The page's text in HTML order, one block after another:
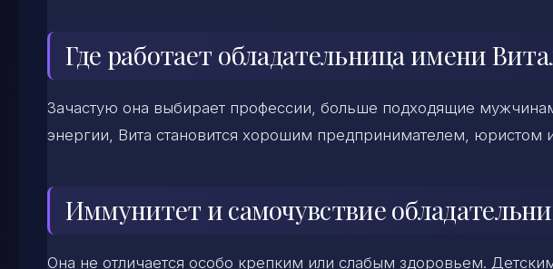
Где работает обладательница имени
Зачастую она выбирает профессии, больше подходящие
энергии, Вита становится хорошим предпринимателем, юристом
Иммунитет и самочувствие
Она не отличается особо крепким или слабым здоровьем.